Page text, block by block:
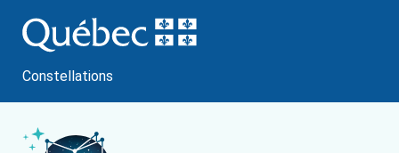
au
contenu
Constellations